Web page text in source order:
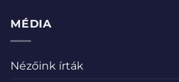
MÉDIA
Nézőink írták